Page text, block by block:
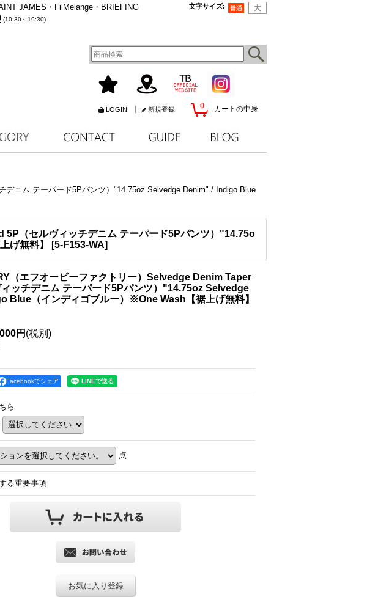
JAMES・FilMelange・BRIEFING
(10:30～19:30)
文字サイズ:
0 カートの中身
LOGIN 新規登録
デニム テーパード5Pパンツ）"14.75oz Selvedge Denim" / Indigo Blue
（セルヴィッチデニム テーパード5Pパンツ）"14.75o
げ無料】
[5-F153-WA]
（エフオービーファクトリー）Selvedge Denim Taper
ッチデニム テーパード5Pパンツ）"14.75oz Selvedge
Blue（インディゴブルー）※One Wash【裾上げ無料】
円 (税別)
Facebookでシェア
ら
点
る重要事項
お気に入り登録